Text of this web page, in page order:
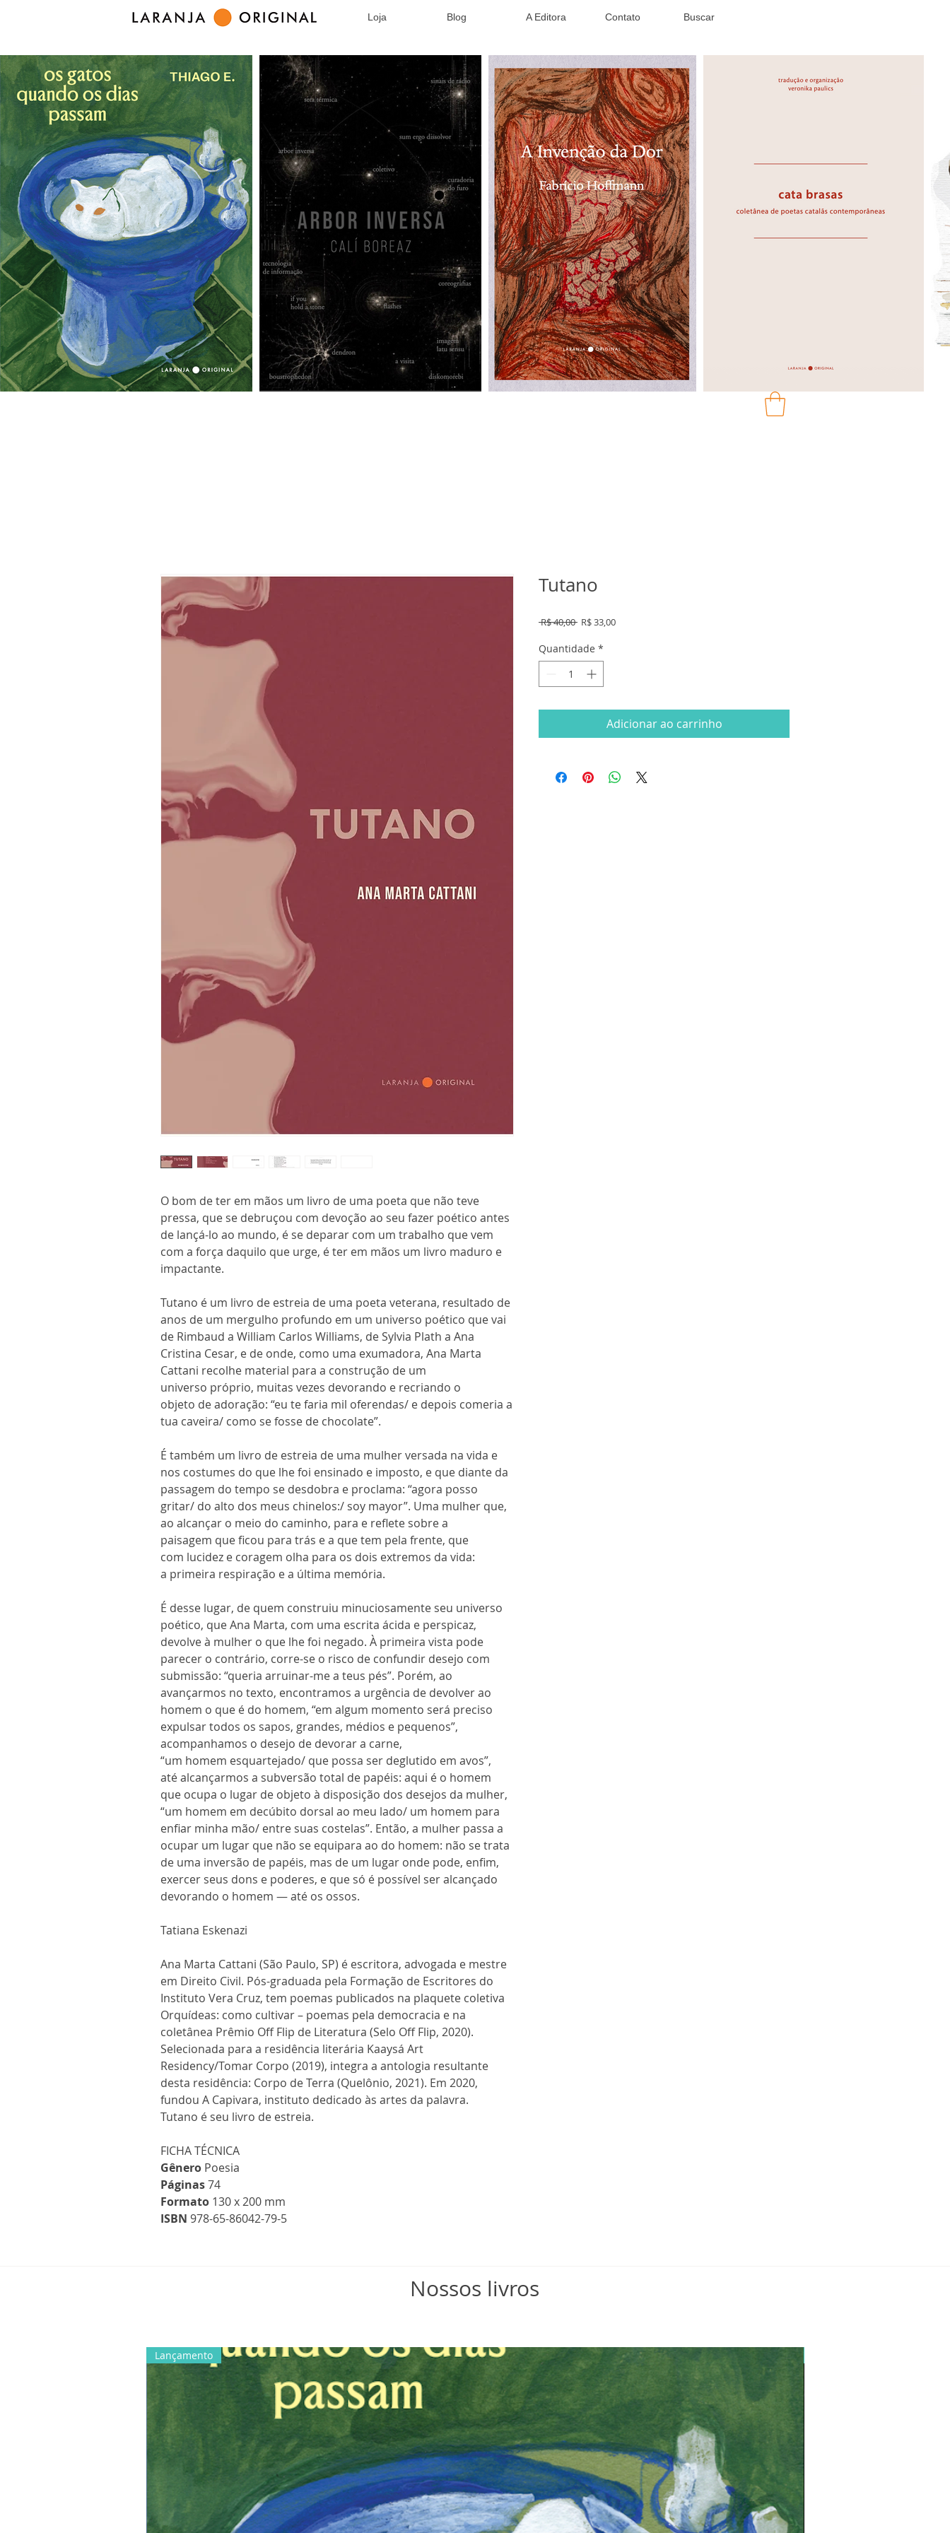
Loja Blog A Editora Contato Buscar
O bom de ter em mãos um livro de uma poeta que não teve
pressa, que se debruçou com devoção ao seu fazer poético antes
de lançá-lo ao mundo, é se deparar com um trabalho que vem
com a força daquilo que urge, é ter em mãos um livro maduro e
impactante.
Tutano é um livro de estreia de uma poeta veterana, resultado de
anos de um mergulho profundo em um universo poético que vai
de Rimbaud a William Carlos Williams, de Sylvia Plath a Ana
Cristina Cesar, e de onde, como uma exumadora, Ana Marta
Cattani recolhe material para a construção de um
universo próprio, muitas vezes devorando e recriando o
objeto de adoração: “eu te faria mil oferendas/ e depois comeria a
tua caveira/ como se fosse de chocolate”.
É também um livro de estreia de uma mulher versada na vida e
nos costumes do que lhe foi ensinado e imposto, e que diante da
passagem do tempo se desdobra e proclama: “agora posso
gritar/ do alto dos meus chinelos:/ soy mayor”. Uma mulher que,
ao alcançar o meio do caminho, para e reflete sobre a
paisagem que ficou para trás e a que tem pela frente, que
com lucidez e coragem olha para os dois extremos da vida:
a primeira respiração e a última memória.
É desse lugar, de quem construiu minuciosamente seu universo
poético, que Ana Marta, com uma escrita ácida e perspicaz,
devolve à mulher o que lhe foi negado. À primeira vista pode
parecer o contrário, corre-se o risco de confundir desejo com
submissão: “queria arruinar-me a teus pés”. Porém, ao
avançarmos no texto, encontramos a urgência de devolver ao
homem o que é do homem, “em algum momento será preciso
expulsar todos os sapos, grandes, médios e pequenos”,
acompanhamos o desejo de devorar a carne,
“um homem esquartejado/ que possa ser deglutido em avos”,
até alcançarmos a subversão total de papéis: aqui é o homem
que ocupa o lugar de objeto à disposição dos desejos da mulher,
“um homem em decúbito dorsal ao meu lado/ um homem para
enfiar minha mão/ entre suas costelas”. Então, a mulher passa a
ocupar um lugar que não se equipara ao do homem: não se trata
de uma inversão de papéis, mas de um lugar onde pode, enfim,
exercer seus dons e poderes, e que só é possível ser alcançado
devorando o homem — até os ossos.
Tatiana Eskenazi
Ana Marta Cattani (São Paulo, SP) é escritora, advogada e mestre
em Direito Civil. Pós-graduada pela Formação de Escritores do
Instituto Vera Cruz, tem poemas publicados na plaquete coletiva
Orquídeas: como cultivar – poemas pela democracia e na
coletânea Prêmio Off Flip de Literatura (Selo Off Flip, 2020).
Selecionada para a residência literária Kaaysá Art
Residency/Tomar Corpo (2019), integra a antologia resultante
desta residência: Corpo de Terra (Quelônio, 2021). Em 2020,
fundou A Capivara, instituto dedicado às artes da palavra.
Tutano é seu livro de estreia.
FICHA TÉCNICA
Gênero Poesia
Páginas74
Formato 130 x 200 mm
ISBN 978-65-86042-79-5
Tutano
R$ 40,00 Preço
R$ 33,00Preço
Quantidade *
Adicionar ao carrinho
Nossos livros
Lançamento